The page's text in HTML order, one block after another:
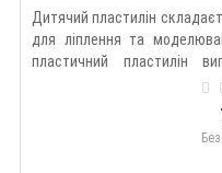
Дитячий пластилін
для ліплення та
пластичний пластилін
компонентів, він легко
тримає форму, і прекрасно